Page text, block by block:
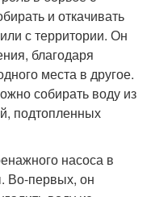
и откачивать
с территории. Он
благодаря
места в другое.
собирать воду из
подтопленных
насоса в
Во-первых, он